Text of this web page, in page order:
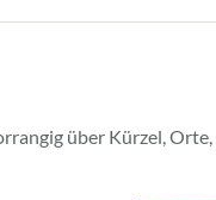
über Kürzel,